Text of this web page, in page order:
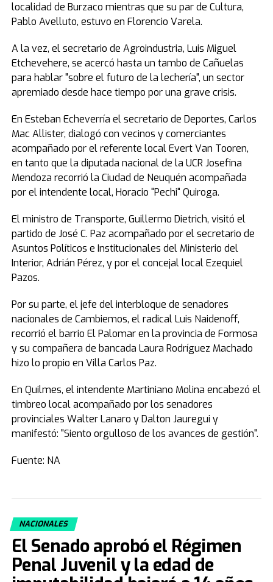
localidad de Burzaco mientras que su par de Cultura,
Pablo Avelluto, estuvo en Florencio Varela.
A la vez, el secretario de Agroindustria, Luis Miguel
Etchevehere, se acercó hasta un tambo de Cañuelas
para hablar "sobre el futuro de la lechería", un sector
apremiado desde hace tiempo por una grave crisis.
En Esteban Echeverría el secretario de Deportes, Carlos
Mac Allister, dialogó con vecinos y comerciantes
acompañado por el referente local Evert Van Tooren,
en tanto que la diputada nacional de la UCR Josefina
Mendoza recorrió la Ciudad de Neuquén acompañada
por el intendente local, Horacio "Pechi" Quiroga.
El ministro de Transporte, Guillermo Dietrich, visitó el
partido de José C. Paz acompañado por el secretario de
Asuntos Políticos e Institucionales del Ministerio del
Interior, Adrián Pérez, y por el concejal local Ezequiel
Pazos.
Por su parte, el jefe del interbloque de senadores
nacionales de Cambiemos, el radical Luis Naidenoff,
recorrió el barrio El Palomar en la provincia de Formosa
y su compañera de bancada Laura Rodríguez Machado
hizo lo propio en Villa Carlos Paz.
En Quilmes, el intendente Martiniano Molina encabezó el
timbreo local acompañado por los senadores
provinciales Walter Lanaro y Dalton Jauregui y
manifestó: "Siento orgulloso de los avances de gestión".
Fuente: NA
NACIONALES
El Senado aprobó el Régimen
Penal Juvenil y la edad de